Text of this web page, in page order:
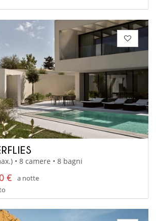
• 8 camere • 8 bagni
€
a notte